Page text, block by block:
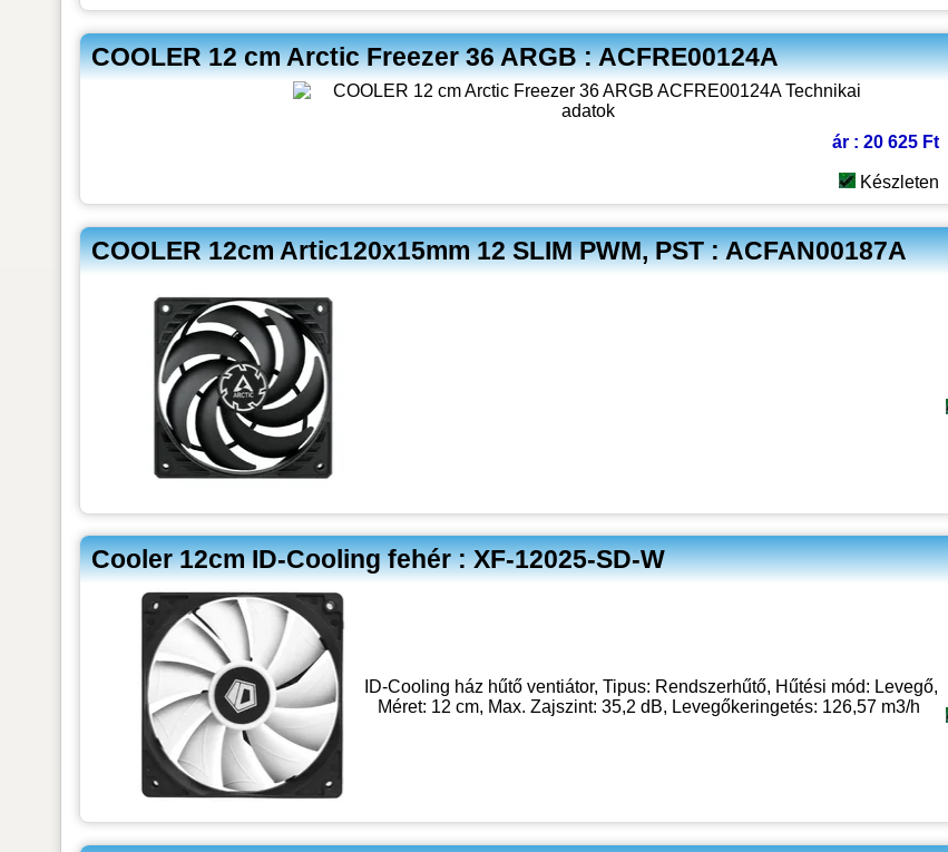
COOLER 12 cm Arctic Freezer 36 ARGB : ACFRE00124A
ár : 20 625 Ft
Készleten
COOLER 12cm Artic120x15mm 12 SLIM PWM, PST : ACFAN00187A
Cooler 12cm ID-Cooling fehér : XF-12025-SD-W
ID-Cooling ház hűtő ventiátor, Tipus: Rendszerhűtő, Hűtési mód: Levegő,
Méret: 12 cm, Max. Zajszint: 35,2 dB, Levegőkeringetés: 126,57 m3/h